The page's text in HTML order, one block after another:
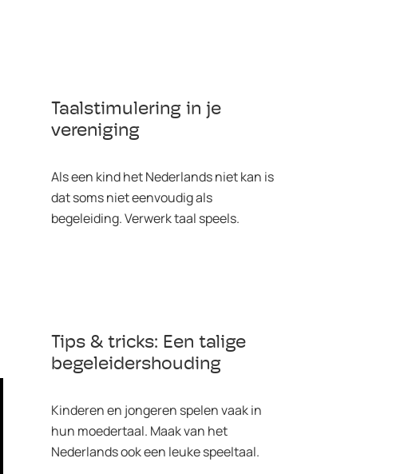
Taalstimulering in je
vereniging
Als een kind het Nederlands niet kan is
dat soms niet eenvoudig als
begeleiding. Verwerk taal speels.
Tips & tricks: Een talige
begeleidershouding
Kinderen en jongeren spelen vaak in
hun moedertaal. Maak van het
Nederlands ook een leuke speeltaal.